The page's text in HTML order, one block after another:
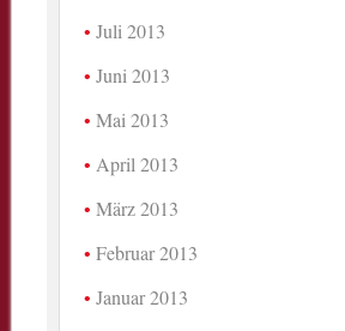
Juli 2013
Juni 2013
Mai 2013
April 2013
März 2013
Februar 2013
Januar 2013